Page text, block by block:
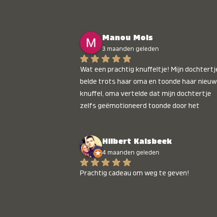
Manou Mols
3 maanden geleden
Wat een prachtig knuffeltje! Mijn
belde trots haar oma en toonde haar
knuffel, oma vertelde dat mijn dochtertje
zelfs geëmotioneerd toonde door het
Hilbert Kalsbeek
4 maanden geleden
Prachtig cadeau om weg te geven!